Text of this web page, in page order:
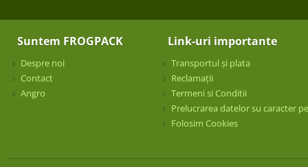
Suntem FROGPACK
Despre noi
Contact
Angro
Link-uri importante
Transportul și plata
Reclamații
Termeni si Conditii
Prelucrarea datelor su caracter
Folosim Cookies